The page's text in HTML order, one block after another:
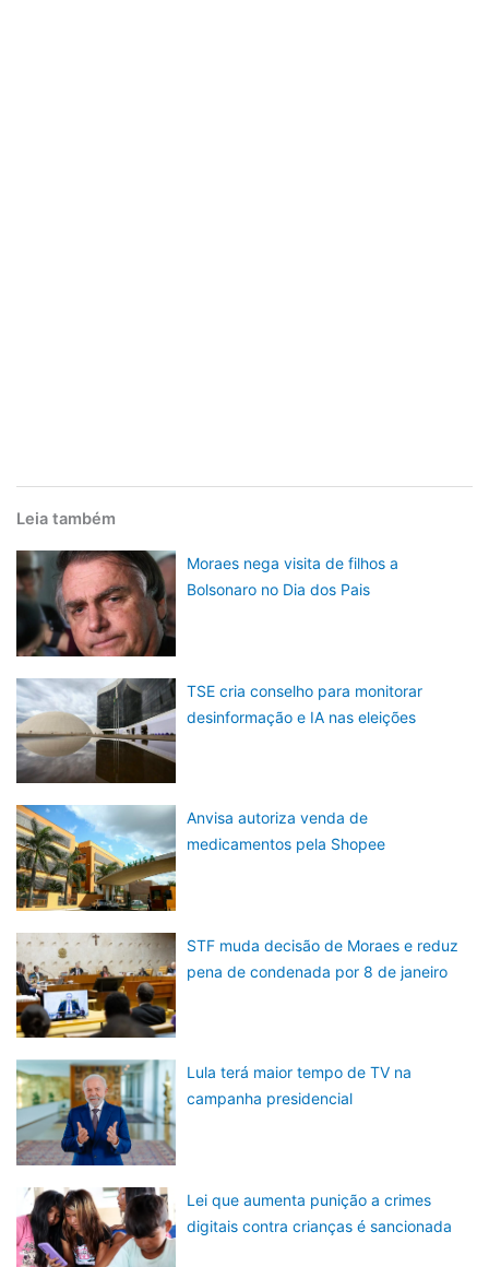
Leia também
Moraes nega visita de filhos a
Bolsonaro no Dia dos Pais
TSE cria conselho para monitorar
desinformação e IA nas eleições
Anvisa autoriza venda de
medicamentos pela Shopee
STF muda decisão de Moraes e reduz
pena de condenada por 8 de janeiro
Lula terá maior tempo de TV na
campanha presidencial
Lei que aumenta punição a crimes
digitais contra crianças é sancionada